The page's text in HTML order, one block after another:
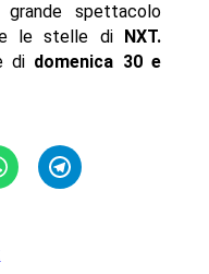
spettacolo
le stelle diNXT.
di domenica 30 e